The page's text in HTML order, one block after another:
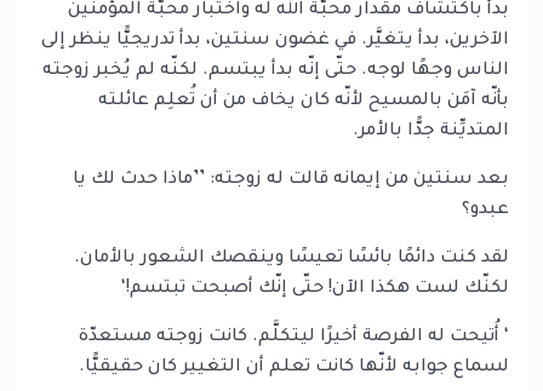
بدأ باكتشاف مقدار محبّة الله له واختبار محبّة المؤمنين
الآخرين، بدأ يتغيَّر. في غضون سنتين، بدأ تدريجيًّا ينظر إلى
الناس وجهًا لوجه. حتّى إنّه بدأ يبتسم. لكنّه لم يُخبر زوجته
بأنّه آمَن بالمسيح لأنّه كان يخاف من أن تُعلِم عائلته
المتديِّنة جدًّا بالأمر.
بعد سنتين من إيمانه قالت له زوجته: ’’ماذا حدث لك يا
عبدو؟
لقد كنت دائمًا بائسًا تعيسًا وينقصك الشعور بالأمان.
لكنّك لست هكذا الآن! حتّى إنّك أصبحت تبتسم!‘
‘ أُتيحت له الفرصة أخيرًا ليتكلَّم. كانت زوجته مستعدّة
لسماع جوابه لأنّها كانت تعلم أن التغيير كان حقيقيًّا.